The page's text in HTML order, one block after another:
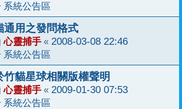
系統公告區
通用之發問格式
心靈捕手 « 2008-03-08 22:46
系統公告區
竹貓星球相關版權聲明
心靈捕手 « 2009-01-30 07:53
系統公告區